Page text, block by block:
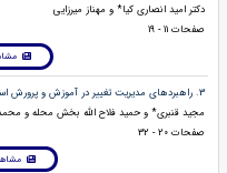
دکتر امید انصاری کیا* و مهناز میرزایی
صفحات 11 - 19
3. راهبردهای مدیریت تغییر در آموزش و پرورش استان گیلان با رویکرد فرهنگ سازمانی
مجید قنبری* و حمید فلاح الله بخش محله و
صفحات 20 - 32